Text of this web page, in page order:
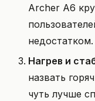
Archer A6
недостатком.
Нагрев и
назвать
чуть лучше